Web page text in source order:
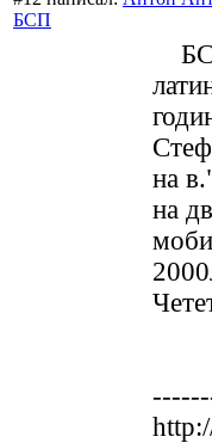
БСП
на
на